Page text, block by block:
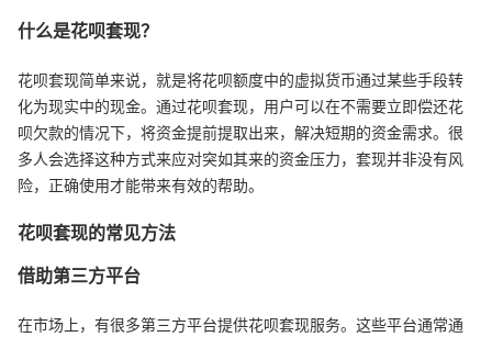
什么是花呗套现？
花呗套现简单来说，就是将花呗额度中的虚拟货币通过某些手段转
化为现实中的现金。通过花呗套现，用户可以在不需要立即偿还花
呗欠款的情况下，将资金提前提取出来，解决短期的资金需求。很
多人会选择这种方式来应对突如其来的资金压力，套现并非没有风
险，正确使用才能带来有效的帮助。
花呗套现的常见方法
借助第三方平台
在市场上，有很多第三方平台提供花呗套现服务。这些平台通常通